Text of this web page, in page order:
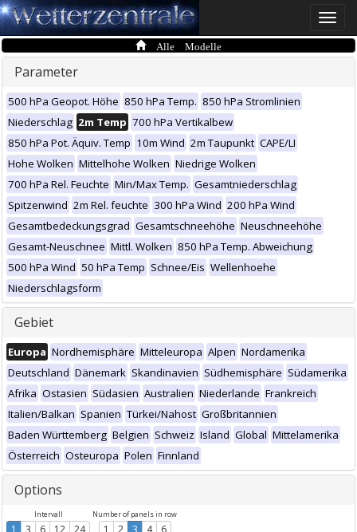
Toggle
Alle Modelle
Parameter
500 hPa Geopot. Höhe 850 hPa Temp. 850 hPa Stromlinien
Niederschlag 2m Temp 700 hPa Vertikalbew
850 hPa Pot. Äquiv. Temp 10m Wind 2m Taupunkt CAPE/LI
Hohe Wolken Mittelhohe Wolken Niedrige Wolken
700 hPa Rel. Feuchte Min/Max Temp. Gesamtniederschlag
Spitzenwind 2m Rel. feuchte 300 hPa Wind 200 hPa Wind
Gesamtbedeckungsgrad Gesamtschneehöhe Neuschneehöhe
Gesamt-Neuschnee Mittl. Wolken 850 hPa Temp. Abweichung
500 hPa Wind 50 hPa Temp Schnee/Eis Wellenhoehe
Niederschlagsform
Gebiet
Europa Nordhemisphäre Mitteleuropa Alpen Nordamerika
Deutschland Dänemark Skandinavien Südhemisphäre Südamerika
Afrika Ostasien Südasien Australien Niederlande Frankreich
Italien/Balkan Spanien Türkei/Nahost Großbritannien
Baden Württemberg Belgien Schweiz Island Global Mittelamerika
Österreich Osteuropa Polen Finnland
Options
Intervall
1 3 6 12 24
Number of panels in row
1 2 3 4 6